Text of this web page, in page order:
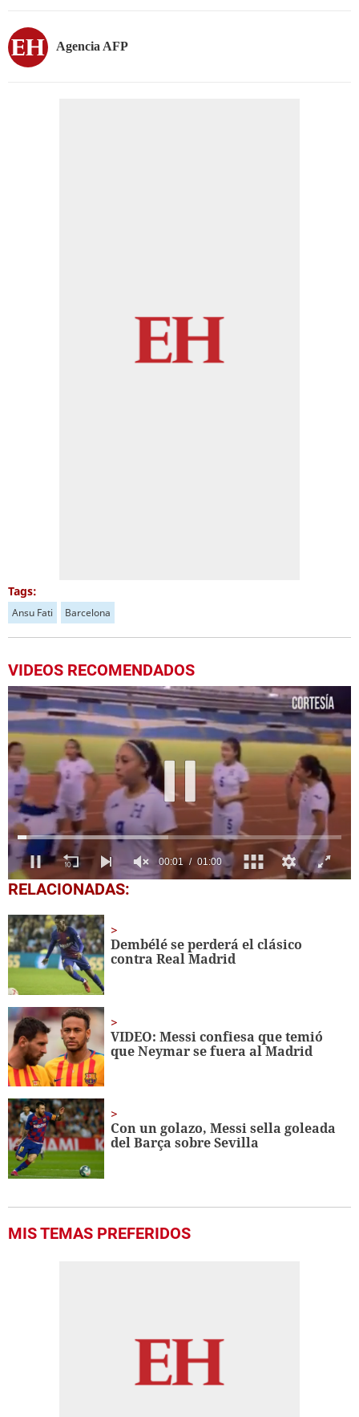
Agencia AFP
Tags:
Ansu Fati Barcelona
VIDEOS RECOMENDADOS
0
seconds
1
minute,
0
RELACIONADAS:
Dembélé se perderá el clásico
contra Real Madrid
VIDEO: Messi confiesa que temió
que Neymar se fuera al Madrid
Con un golazo, Messi sella goleada
del Barça sobre Sevilla
MIS TEMAS PREFERIDOS